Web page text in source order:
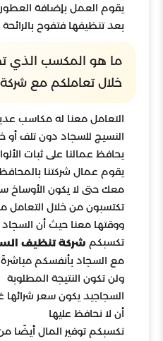
يقوم العمل بإضافة
بعد تنظيفها فتفوح بالرائحة
ما هو المكسب الذي
خلال تعاملكم مع
التعامل معنا له مكاسب
النسيج للسجاد دون تلف
يحافظ عمالنا على ثبات
يقوم عمال شركتنا
معك حتى لا يكون الأوساخ
تكتسبون من خلال التعامل
ووقتها معنا حيث أن
تكسبكم شركة تنظيف
مع السجاد بأنفسكم
ولن تكون النتيجة المطلوبة
السجاجيد يكون سعر شرائها
أن لا نحافظ عليها
نكسبكم توفير المال أيضًا